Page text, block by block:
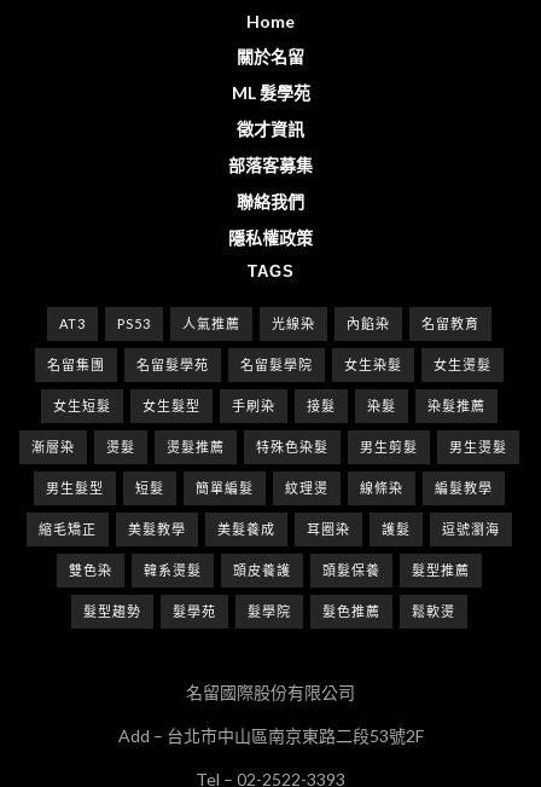
Home
關於名留
ML 髮學苑
徵才資訊
部落客募集
聯絡我們
隱私權政策
TAGS
AT3 PS53 人氣推薦 光線染 內餡染 名留教育
名留集團 名留髮學苑 名留髮學院 女生染髮 女生燙髮
女生短髮 女生髮型 手刷染 接髮 染髮 染髮推薦
漸層染 燙髮 燙髮推薦 特殊色染髮 男生剪髮 男生燙髮
男生髮型 短髮 簡單編髮 紋理燙 線條染 編髮教學
縮毛矯正 美髮教學 美髮養成 耳圈染 護髮 逗號瀏海
雙色染 韓系燙髮 頭皮養護 頭髮保養 髮型推薦
髮型趨勢 髮學苑 髮學院 髮色推薦 鬆軟燙
名留國際股份有限公司
Add – 台北市中山區南京東路二段53號2F
Tel – 02-2522-3393